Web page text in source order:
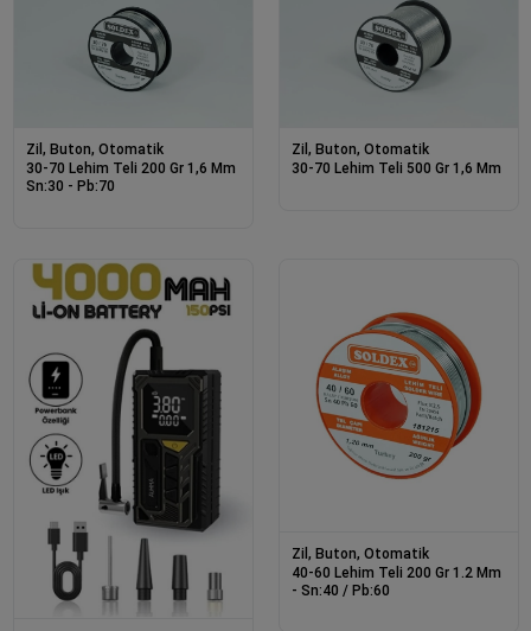
Zil, Buton, Otomatik
30-70 Lehim Teli 200 Gr 1,6 Mm
Sn:30 - Pb:70
Zil, Buton, Otomatik
30-70 Lehim Teli 500 Gr 1,6 Mm
Zil, Buton, Otomatik
40-60 Lehim Teli 200 Gr 1.2 Mm
- Sn:40 / Pb:60